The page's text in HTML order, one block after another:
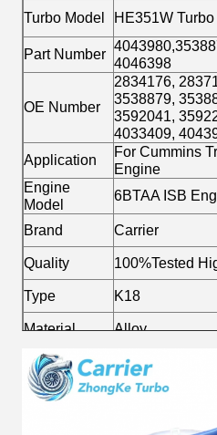
Turbo Model HE351W Turbo
Part Number
4046398
OE Number
2834176,
3538879,
3592041,
4033409,
Application
For Cummins
Engine
Engine
Model
6BTAA ISB
Brand
Carrier
Quality
100%Tested
Type
K18
Material
Alloy
Fuel
Diesel